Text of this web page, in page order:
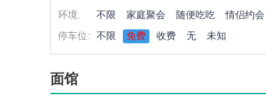
环境: 不限 家庭聚会 随便吃吃 情侣约会
停车位:
不限 免费 收费 无 未知
面馆